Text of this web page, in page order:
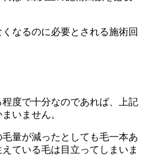
なるのに必要とされる施術回
度で十分なのであれば、上記
いません。
量が減ったとしても毛一本あ
ている毛は目立ってしまいま